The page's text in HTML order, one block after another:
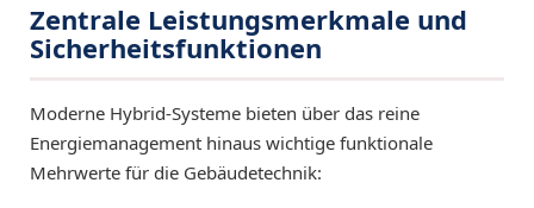
Zentrale Leistungsmerkmale und
Sicherheitsfunktionen
Moderne Hybrid-Systeme bieten über das reine
Energiemanagement hinaus wichtige funktionale
Mehrwerte für die Gebäudetechnik: